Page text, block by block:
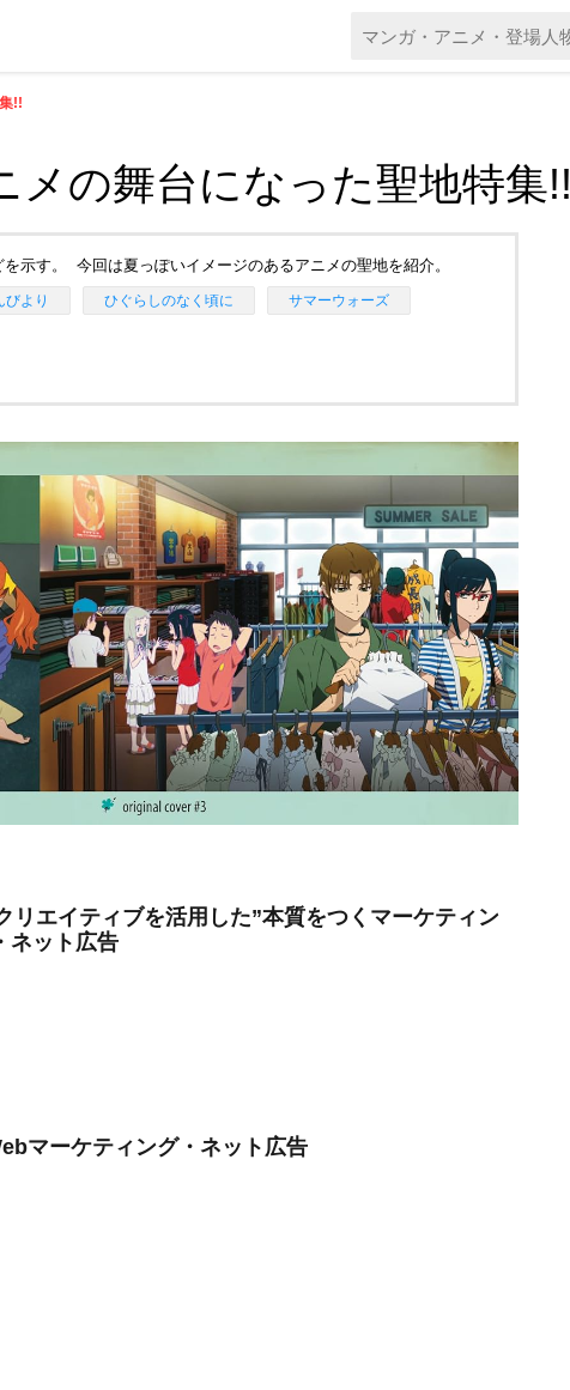
!!
メの舞台になった聖地特集!!
示す。 今回は夏っぽいイメージのあるアニメの聖地を紹介。
びより ひぐらしのなく頃に サマーウォーズ
エイティブを活用した”本質をつくマーケティン
ネット広告
マーケティング・ネット広告